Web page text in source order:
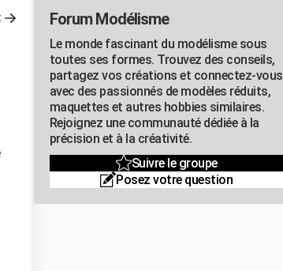
Forum Modélisme
Le monde fascinant du modélisme sous
toutes ses formes. Trouvez des conseils,
partagez vos créations et connectez-vous
avec des passionnés de modèles réduits,
maquettes et autres hobbies similaires.
Rejoignez une communauté dédiée à la
précision et à la créativité.
Suivre le groupe
Posez votre question